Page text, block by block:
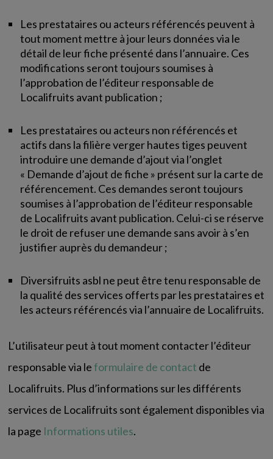
Les prestataires ou acteurs référencés peuvent à
tout moment mettre à jour leurs données via le
détail de leur fiche présenté dans l’annuaire. Ces
modifications seront toujours soumises à
l’approbation de l’éditeur responsable de
Localifruits avant publication ;
Les prestataires ou acteurs non référencés et
actifs dans la filière verger hautes tiges peuvent
introduire une demande d’ajout via l’onglet
« Demande d’ajout de fiche » présent sur la carte de
référencement. Ces demandes seront toujours
soumises à l’approbation de l’éditeur responsable
de Localifruits avant publication. Celui-ci se réserve
le droit de refuser une demande sans avoir à s’en
justifier auprès du demandeur ;
Diversifruits asbl ne peut être tenu responsable de
la qualité des services offerts par les prestataires et
les acteurs référencés via l’annuaire de Localifruits.
L’utilisateur peut à tout moment contacter l’éditeur
responsable via leformulaire de contact de
Localifruits. Plus d’informations sur les différents
services de Localifruits sont également disponibles via
la page Informations utiles.